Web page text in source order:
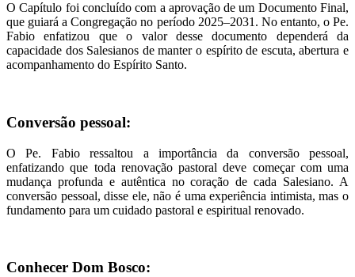
O Capítulo foi concluído com a aprovação de um Documento Final,
que guiará a Congregação no período 2025–2031. No entanto, o Pe.
Fabio enfatizou que o valor desse documento dependerá da
capacidade dos Salesianos de manter o espírito de escuta, abertura e
acompanhamento do Espírito Santo.
Conversão pessoal:
O Pe. Fabio ressaltou a importância da conversão pessoal,
enfatizando que toda renovação pastoral deve começar com uma
mudança profunda e autêntica no coração de cada Salesiano. A
conversão pessoal, disse ele, não é uma experiência intimista, mas o
fundamento para um cuidado pastoral e espiritual renovado.
Conhecer Dom Bosco: